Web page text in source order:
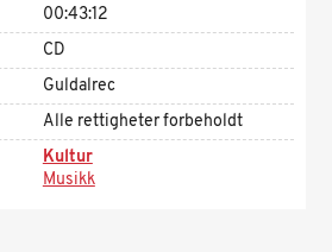
00:43:12
CD
Guldalrec
Alle rettigheter forbeholdt
Kultur
Musikk